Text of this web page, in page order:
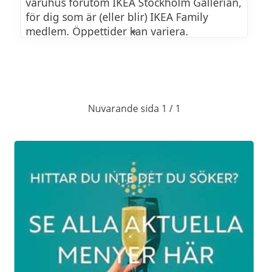
för dig som är (eller blir) IKEA Family
medlem. Öppettider kan variera.
Nuvarande sida 1 / 1